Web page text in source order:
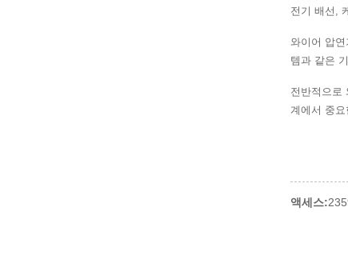
전기 배선,
와이어 압
템과 같은
전반적으로
계에서 중
액세스: